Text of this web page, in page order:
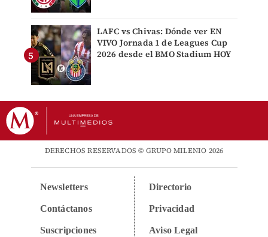
LAFC vs Chivas: Dónde ver EN
VIVO Jornada 1 de Leagues Cup
2026 desde el BMO Stadium HOY
DERECHOS RESERVADOS © GRUPO MILENIO 2026
Newsletters
Contáctanos
Suscripciones
Directorio
Privacidad
Aviso Legal